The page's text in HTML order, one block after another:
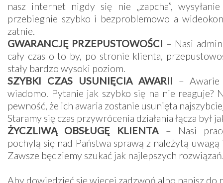
nasz internet nigdy się nie „zapcha”,
przebiegnie szybko i bezproblemowo a
zatnie.
GWARANCJĘ PRZEPUSTOWOŚCI – Nasi
cały czas o to by, po stronie klienta,
stały bardzo wysoki poziom.
SZYBKI CZAS USUNIĘCIA AWARII – Awarie
wiadomo. Pytanie jak szybko się na nie reaguje?
pewność, że ich awaria zostanie usunięta
Staramy się czas przywrócenia działania łącza był
ŻYCZLIWĄ OBSŁUGĘ KLIENTA– Nasi
pochylą się nad Państwa sprawą z należytą
Zawsze będziemy szukać jak najlepszych
Aby dowiedzieć się więcej zadzwoń albo napisz do